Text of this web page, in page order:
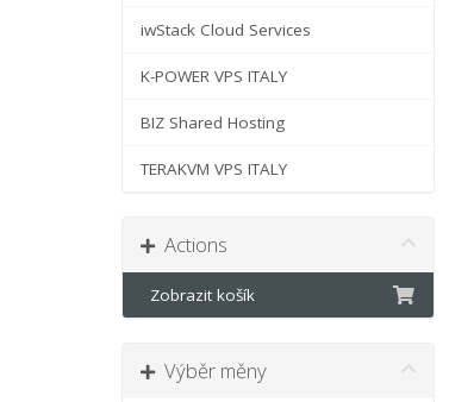
iwStack Cloud Services
K-POWER VPS ITALY
BIZ Shared Hosting
TERAKVM VPS ITALY
Actions
Zobrazit košík
Výběr měny